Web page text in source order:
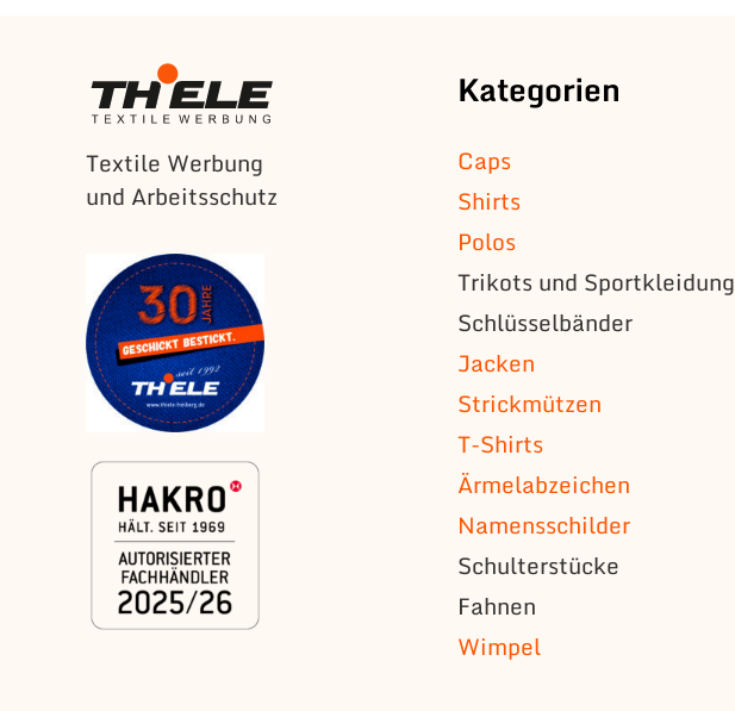
Textile Werbung
und Arbeitsschutz
Kategorien
Caps
Shirts
Polos
Trikots und Sportkleidung
Schlüsselbänder
Jacken
Strickmützen
T-Shirts
Ärmelabzeichen
Namensschilder
Schulterstücke
Fahnen
Wimpel